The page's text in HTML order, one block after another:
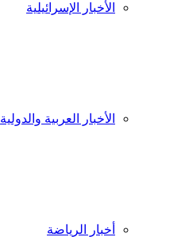
الأخبار الإسرائيلية
الأخبار العربية والدولية
أخبار الرياضة